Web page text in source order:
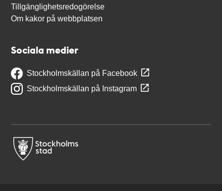
Tillgänglighetsredogörelse
Om kakor på webbplatsen
Sociala medier
Stockholmskällan på Facebook
Stockholmskällan på Instagram